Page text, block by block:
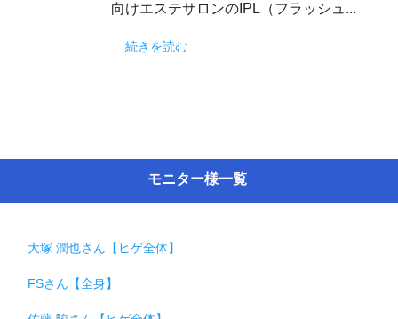
向けエステサロンのIPL（フラッシュ...
続きを読む
モニター様一覧
大塚 潤也さん【ヒゲ全体】
FSさん【全身】